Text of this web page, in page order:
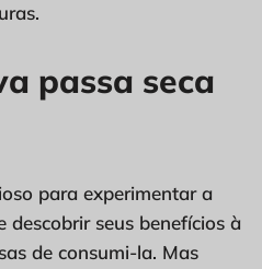
passa seca
para experimentar a
descobrir seus benefícios à
de consumi-la. Mas